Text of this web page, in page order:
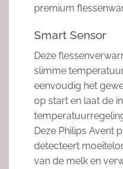
premium
Smart Sensor
Deze
slimme
eenvoudig het
op start en laat de
Deze Philips Avent
detecteert
van de melk en